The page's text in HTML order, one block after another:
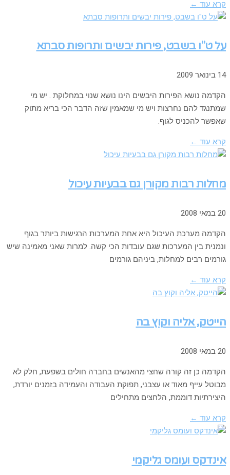
קרא עוד ←
על ט"ו בשבט, פירות יבשים ותרופות סבתא
14 בינואר 2009
הקדמה נושא הפירות היבשים הינו נושא שנוי במחלוקת . יש מי
שמתנגד להם נחרצות ויש מי שמאמין שזה הדבר הכי בריא מתוק
שאפשר להכניס לגוף.
קרא עוד ←
מחלות רבות מקורן גם בבעיות עיכול
20 במאי 2008
הקדמה מערכת העיכול היא אחת המערכות הרגישות ביותר בגוף
ונמנית בין המערכות שגם עובדות הכי קשה. למרות שאני מאמינה שיש
גורמים רבים למחלות, ביניהם גורמים
קרא עוד ←
הייטק, אליה וקוץ בה
20 במאי 2008
הקדמה כן זה קורה שחצי מהאנשים בחברה חולים בשפעת, חלק לא
מבוטל עייף מאוד או עצבני, תפוקת העבודה והעמידה בזמנים יורדת,
היצירתיות דוממת, הלחצים מתחילים
קרא עוד ←
אינדקס ועומס גליקמי